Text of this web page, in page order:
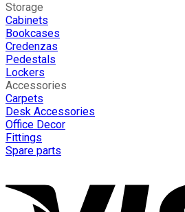
Storage
Cabinets
Bookcases
Credenzas
Pedestals
Lockers
Accessories
Carpets
Desk Accessories
Office Decor
Fittings
Spare parts